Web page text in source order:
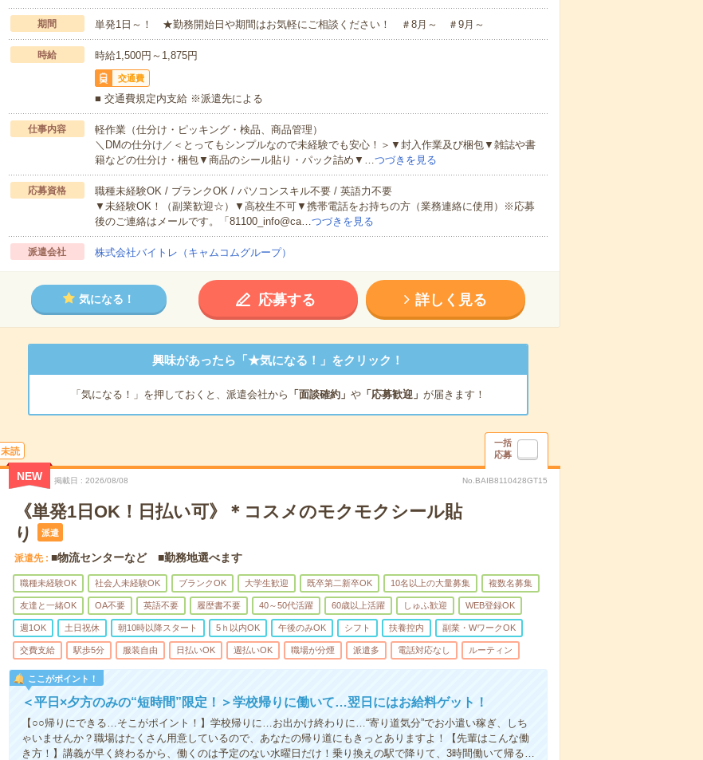
期間 単発1日～！ ★勤務開始日や期間はお気軽にご相談ください！ ＃8月～ ＃9月～
時給 時給1,500円～1,875円
交通費
■ 交通費規定内支給 ※派遣先による
仕事内容
軽作業（仕分け・ピッキング・検品、商品管理）
＼DMの仕分け／＜とってもシンプルなので未経験でも安心！＞▼封入作業及び梱包▼雑誌や書
籍などの仕分け・梱包▼商品のシール貼り・パック詰め▼…つづきを見る
応募資格
職種未経験OK / ブランクOK / パソコンスキル不要 / 英語力不要
▼未経験OK！（副業歓迎☆）▼高校生不可▼携帯電話をお持ちの方（業務連絡に使用）※応募
後のご連絡はメールです。「81100_info@ca…つづきを見る
派遣会社 株式会社バイトレ（キャムコムグループ）
気になる！ 応募する 詳しく見る
興味があったら「★気になる！」をクリック！
「気になる！」を押しておくと、派遣会社から 「面談確約」 や「応募歓迎」 が届きます！
未読
一括
応募
NEW 掲載日 2026/08/08 No.BAIB8110428GT15
《単発1日OK！日払い可》＊コスメのモクモクシール貼
り
派遣
派遣先 ■物流センターなど ■勤務地選べます
職種未経験OK 社会人未経験OK ブランクOK 大学生歓迎 既卒第二新卒OK 10名以上の大量募集 複数名募集
友達と一緒OK OA不要 英語不要 履歴書不要 40～50代活躍 60歳以上活躍 しゅふ歓迎 WEB登録OK
週1OK 土日祝休 朝10時以降スタート 5ｈ以内OK 午後のみOK シフト 扶養控内 副業・WワークOK
交費支給 駅歩5分 服装自由 日払いOK 週払いOK 職場が分煙 派遣多 電話対応なし ルーティン
ここがポイント！
＜平日×夕方のみの“短時間”限定！＞学校帰りに働いて…翌日にはお給料ゲット！
【○○帰りにできる…そこがポイント！】学校帰りに…お出かけ終わりに…“寄り道気分”でお小遣い稼ぎ、しち
ゃいませんか？職場はたくさん用意しているので、あなたの帰り道にもきっとありますよ！【先輩はこんな働
き方！】講義が早く終わるから、働くのは予定のない水曜日だけ！乗り換えの駅で降りて、3時間働いて帰る…